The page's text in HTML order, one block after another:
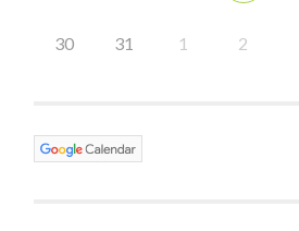
30 31 1 2